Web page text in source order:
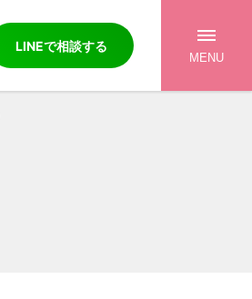
LINEで相談する
MENU